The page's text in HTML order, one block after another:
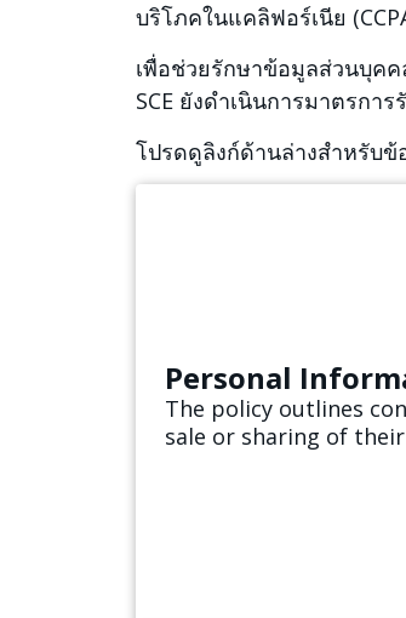
บริโภคในแคลิฟอร์เนีย
เพื่อช่วยรักษาข้อมูลส่วนบุค
SCE ยังดำเนินการมาตรก
โปรดดูลิงก์ด้านล่างสำหรับข้
Personal
The policy outlines
sale or sharing of